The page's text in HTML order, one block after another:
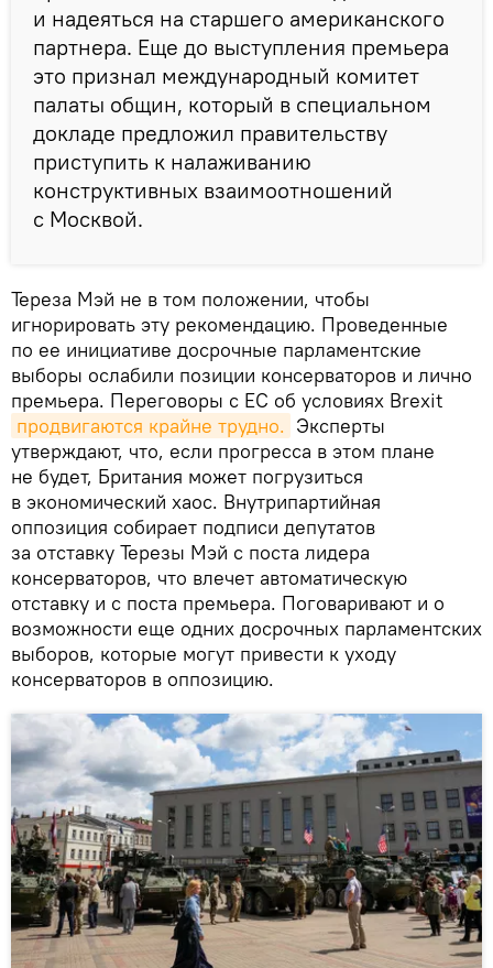
и надеяться на старшего американского
партнера. Еще до выступления премьера
это признал международный комитет
палаты общин, который в специальном
докладе предложил правительству
приступить к налаживанию
конструктивных взаимоотношений
с Москвой.
Тереза Мэй не в том положении, чтобы
игнорировать эту рекомендацию. Проведенные
по ее инициативе досрочные парламентские
выборы ослабили позиции консерваторов и лично
премьера. Переговоры с ЕС об условиях Brexit
продвигаются крайне трудно. Эксперты
утверждают, что, если прогресса в этом плане
не будет, Британия может погрузиться
в экономический хаос. Внутрипартийная
оппозиция собирает подписи депутатов
за отставку Терезы Мэй с поста лидера
консерваторов, что влечет автоматическую
отставку и с поста премьера. Поговаривают и о
возможности еще одних досрочных парламентских
выборов, которые могут привести к уходу
консерваторов в оппозицию.